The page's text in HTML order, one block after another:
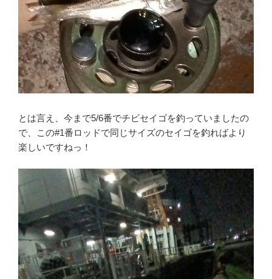
とは言え、今まで5/6番でチビセイゴを釣っていましたの
で、この#1番ロッドで同じサイズのセイゴを釣ればより
楽しいですねっ！